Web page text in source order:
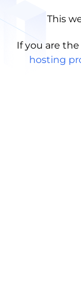
This
If you are
hosting